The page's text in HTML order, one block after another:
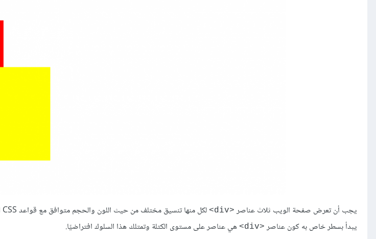
يجب أن تعرض صفحة الويب ثلاث عناصر <div> لكل منها تنسيق مختلف من حيث اللون والحجم متوافق مع قواعد CSS المعينة له، ولاحظ أن كل عنصر
يبدأ بسطر خاص به كون عناصر <div> هي عناصر على مستوى الكتلة وتمتلك هذا السلوك افتراضيًا.